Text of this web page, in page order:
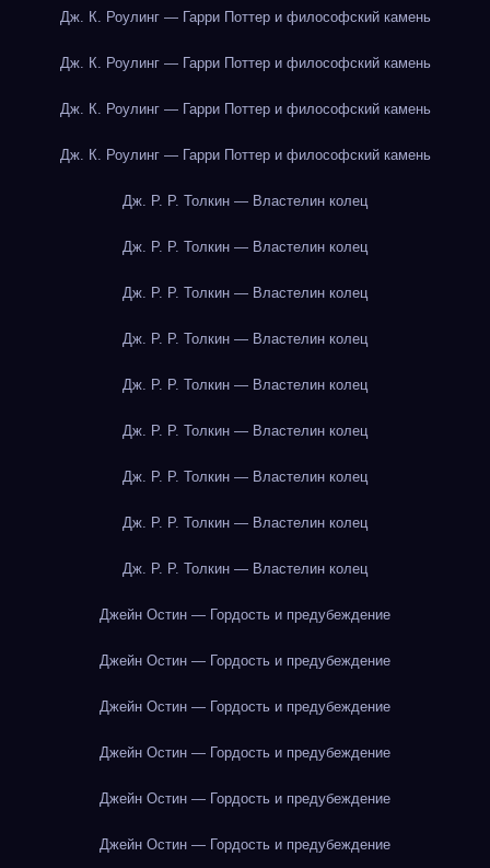
Дж. К. Роулинг — Гарри Поттер и философский камень
Дж. К. Роулинг — Гарри Поттер и философский камень
Дж. К. Роулинг — Гарри Поттер и философский камень
Дж. К. Роулинг — Гарри Поттер и философский камень
Дж. Р. Р. Толкин — Властелин колец
Дж. Р. Р. Толкин — Властелин колец
Дж. Р. Р. Толкин — Властелин колец
Дж. Р. Р. Толкин — Властелин колец
Дж. Р. Р. Толкин — Властелин колец
Дж. Р. Р. Толкин — Властелин колец
Дж. Р. Р. Толкин — Властелин колец
Дж. Р. Р. Толкин — Властелин колец
Дж. Р. Р. Толкин — Властелин колец
Джейн Остин — Гордость и предубеждение
Джейн Остин — Гордость и предубеждение
Джейн Остин — Гордость и предубеждение
Джейн Остин — Гордость и предубеждение
Джейн Остин — Гордость и предубеждение
Джейн Остин — Гордость и предубеждение